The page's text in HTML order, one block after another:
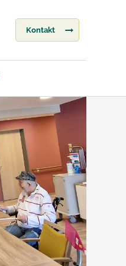
Kontakt